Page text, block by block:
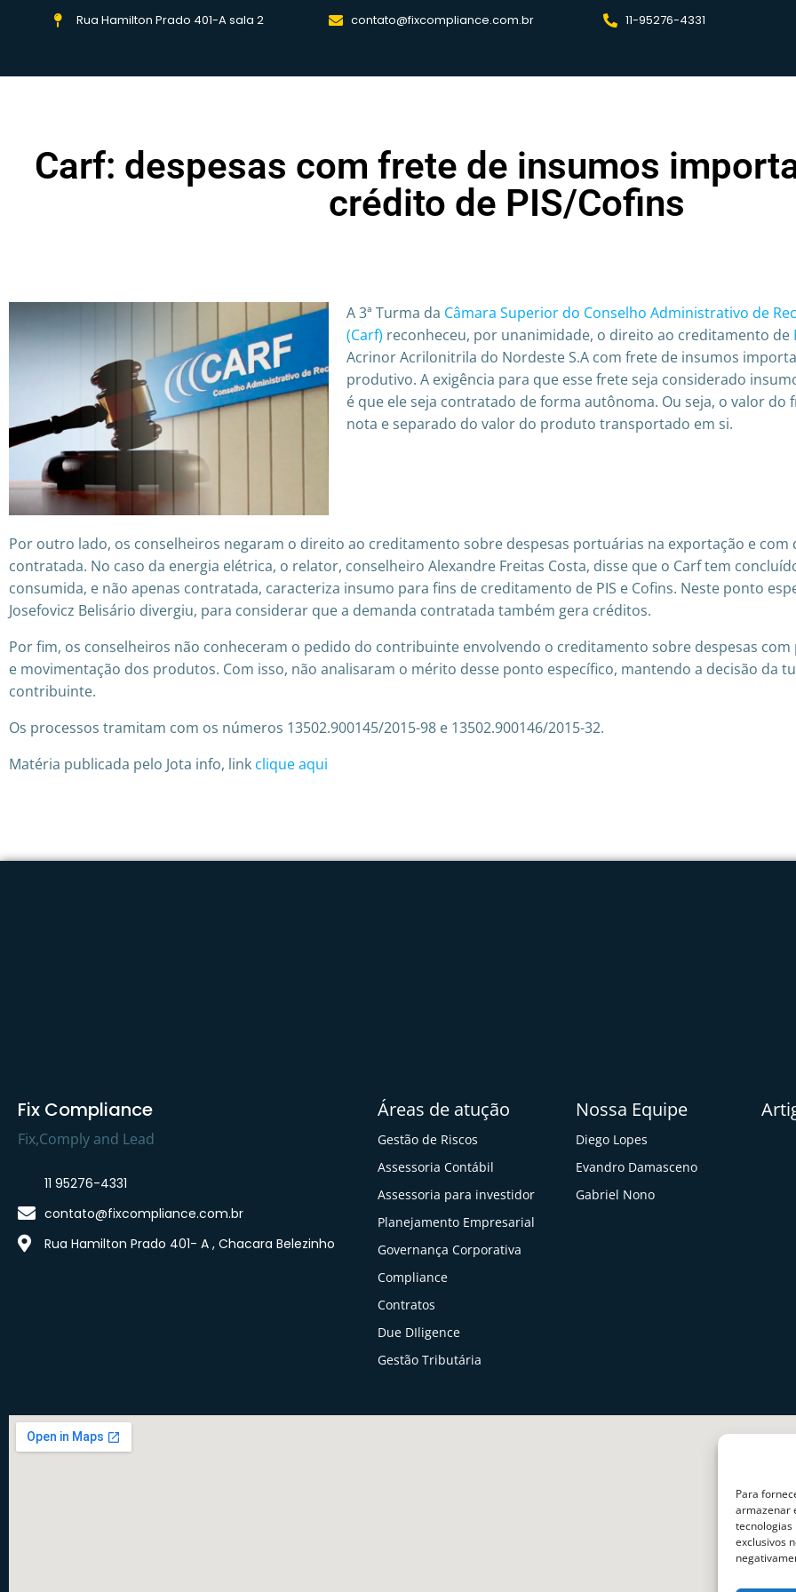
Para
armazenar
tecnologias
exclusivos
Rua Hamilton Prado 401-A sala 2 contato@fixcompliance.com.br 11-95276-4331
Carf: despesas com frete de insumos
crédito de PIS/Cofins
A 3ª Turma da Câmara Superior do Conselho Administrativo de
(Carf) reconheceu, por unanimidade, o direito ao creditamento de
Acrinor Acrilonitrila do Nordeste S.A com frete de insumos
produtivo. A exigência para que esse frete seja considerado
é que ele seja contratado de forma autônoma. Ou seja, o valor do
nota e separado do valor do produto transportado em si.
Por outro lado, os conselheiros negaram o direito ao creditamento sobre despesas portuárias na exportação e com
contratada. No caso da energia elétrica, o relator, conselheiro Alexandre Freitas Costa, disse que o Carf tem
consumida, e não apenas contratada, caracteriza insumo para fins de creditamento de PIS e Cofins. Neste ponto
Josefovicz Belisário divergiu, para considerar que a demanda contratada também gera créditos.
Por fim, os conselheiros não conheceram o pedido do contribuinte envolvendo o creditamento sobre despesas
e movimentação dos produtos. Com isso, não analisaram o mérito desse ponto específico, mantendo a decisão da
contribuinte.
Os processos tramitam com os números 13502.900145/2015-98 e 13502.900146/2015-32.
Matéria publicada pelo Jota info, link clique aqui
Fix Compliance
Fix,Comply and Lead
11 95276-4331
contato@fixcompliance.com.br
Rua Hamilton Prado 401- A , Chacara Belezinho
Áreas de atução
Gestão de Riscos
Assessoria Contábil
Assessoria para investidor
Planejamento Empresarial
Governança Corporativa
Compliance
Contratos
Due DIligence
Gestão Tributária
Nossa Equipe
Diego Lopes
Evandro Damasceno
Gabriel Nono